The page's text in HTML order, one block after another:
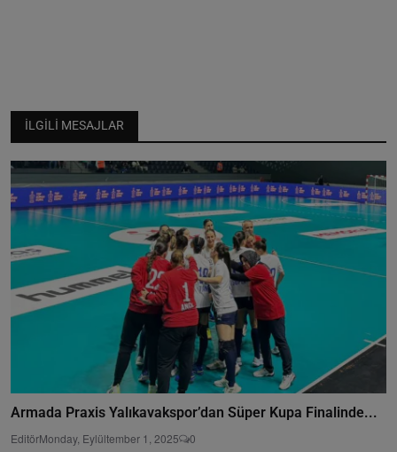
İLGILI MESAJLAR
Armada Praxis Yalıkavakspor’dan Süper Kupa Finalinde...
EditörMonday, Eylültember 1, 2025 0